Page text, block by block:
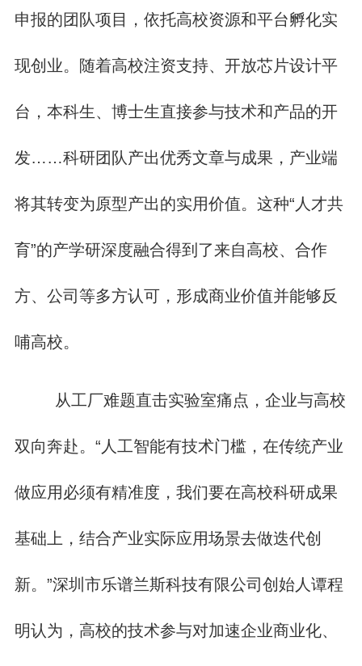
申报的团队项目，依托高校资源和平台孵化实
现创业。随着高校注资支持、开放芯片设计平
台，本科生、博士生直接参与技术和产品的开
发……科研团队产出优秀文章与成果，产业端
将其转变为原型产出的实用价值。这种“人才共
育”的产学研深度融合得到了来自高校、合作
方、公司等多方认可，形成商业价值并能够反
哺高校。
从工厂难题直击实验室痛点，企业与高校
双向奔赴。“人工智能有技术门槛，在传统产业
做应用必须有精准度，我们要在高校科研成果
基础上，结合产业实际应用场景去做迭代创
新。”深圳市乐谱兰斯科技有限公司创始人谭程
明认为，高校的技术参与对加速企业商业化、